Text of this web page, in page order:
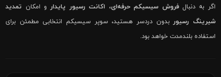
اگر به دنبالفروش سیسیکم حرفه‌ای، اکانت رسیور پایدارو امکان تمدید
شیرینگ رسیوربدون دردسر هستید، سوپر سیسیکم انتخابی مطمئن برای
استفاده بلندمدت خواهد بود.